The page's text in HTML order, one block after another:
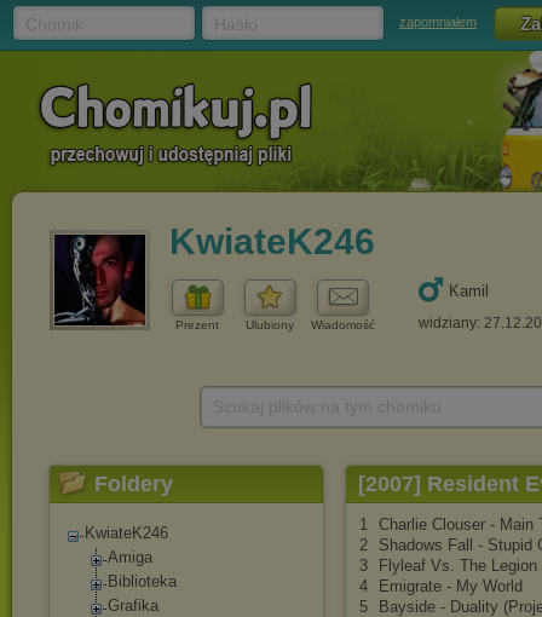
zapomniałem
KwiateK246
Prezent Ulubiony Wiadomość
Kamil
widziany:
Foldery
KwiateK246
Amiga
Biblioteka
Grafika
[2007] Resident
1 Charlie Clouser - Main
2
Shadows Fall - Stupid
3
Flyleaf Vs. The
4
Emigrate - My World
5
Bayside - Duality